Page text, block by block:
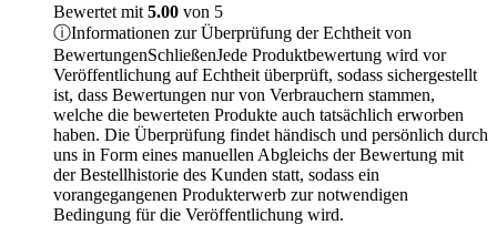
Bewertet mit 5.00 von 5
ⓘInformationen zur Überprüfung der Echtheit von
BewertungenSchließenJede Produktbewertung wird vor
Veröffentlichung auf Echtheit überprüft, sodass sichergestellt
ist, dass Bewertungen nur von Verbrauchern stammen,
welche die bewerteten Produkte auch tatsächlich erworben
haben. Die Überprüfung findet händisch und persönlich durch
uns in Form eines manuellen Abgleichs der Bewertung mit
der Bestellhistorie des Kunden statt, sodass ein
vorangegangenen Produkterwerb zur notwendigen
Bedingung für die Veröffentlichung wird.